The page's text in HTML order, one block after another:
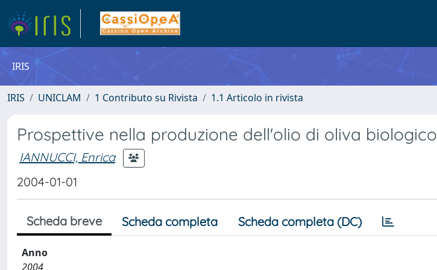
IRIS
IRIS UNICLAM 1 Contributo su Rivista 1.1 Articolo in rivista
Prospettive nella produzione dell'olio di oliva biologico
IANNUCCI, Enrica
2004-01-01
Scheda breve Scheda completa Scheda completa (DC)
Anno
2004